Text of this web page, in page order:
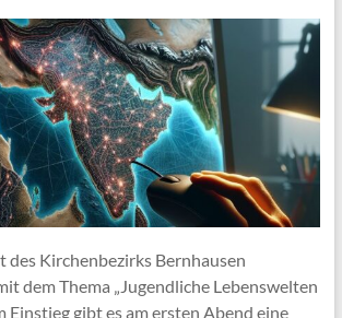
des Kirchenbezirks Bernhausen
dem Thema „Jugendliche Lebenswelten
Einstieg gibt es am ersten Abend eine